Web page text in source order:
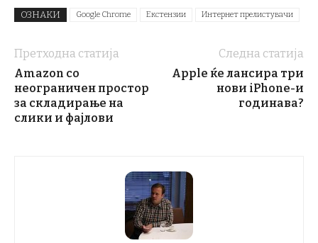
ОЗНАКИ Google Chrome Екстензии Интернет прелистувачи
Претходна статија
Amazon со
неограничен простор
за складирање на
слики и фајлови
Следна статија
Apple ќе лансира три
нови iPhone-и
годинава?